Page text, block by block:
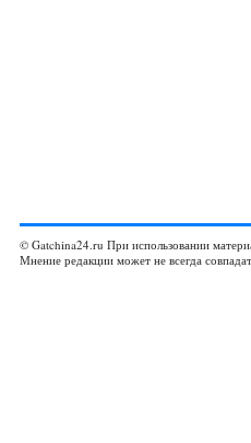
© Gatchina24.ru При использовании
Мнение редакции может не всегда